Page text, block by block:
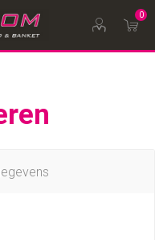
0